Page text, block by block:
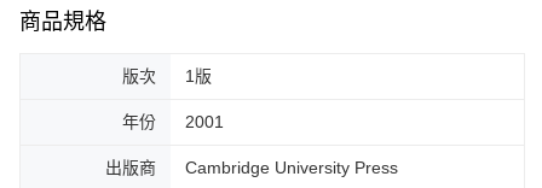
商品規格
版次 1版
年份 2001
出版商 Cambridge University Press